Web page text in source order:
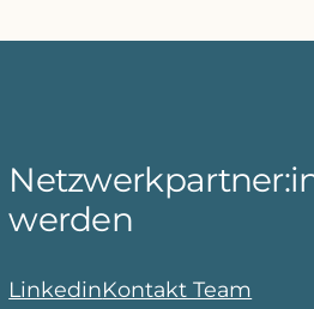
werden
LinkedinKontakt Team